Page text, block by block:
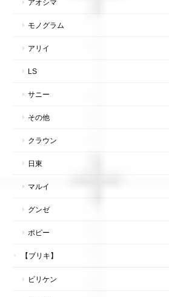
アオシマ
モノグラム
アリイ
LS
サニー
その他
クラウン
日東
マルイ
グンゼ
ポピー
【ブリキ】
ビリケン